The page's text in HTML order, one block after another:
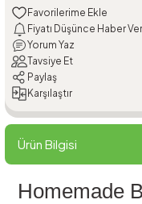
Fiyatı Düşünce Haber Ver
Yorum Yaz
Tavsiye Et
Paylaş
Karşılaştır
Ürün Bilgisi
Homemade